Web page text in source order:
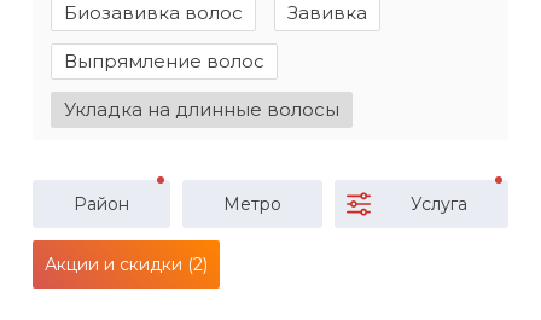
Биозавивка волос Завивка
Выпрямление волос
Укладка на длинные волосы
Район Метро Услуга
Акции и скидки (2)